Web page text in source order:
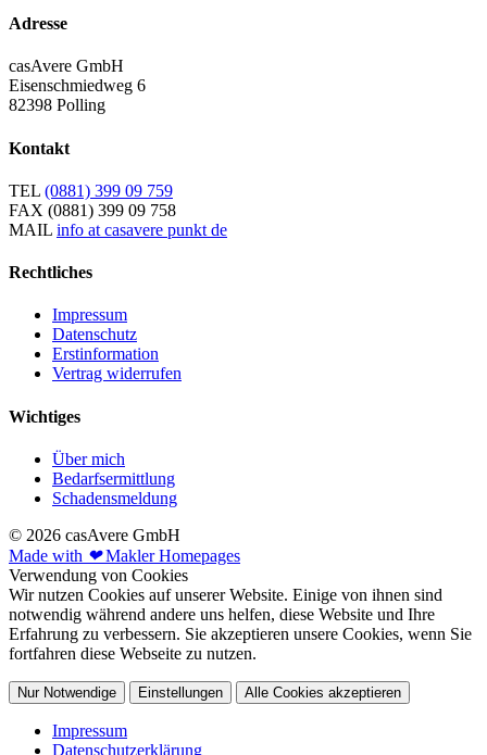
Adresse
casAvere GmbH
Eisenschmiedweg 6
82398 Polling
Kontakt
TEL (0881) 399 09 759
FAX (0881) 399 09 758
MAIL info at casavere punkt de
Rechtliches
Impressum
Datenschutz
Erstinformation
Vertrag widerrufen
Wichtiges
Über mich
Bedarfsermittlung
Schadensmeldung
© 2026 casAvere GmbH
Made with ❤Makler Homepages
Verwendung von Cookies
Wir nutzen Cookies auf unserer Website. Einige von ihnen sind
notwendig während andere uns helfen, diese Website und Ihre
Erfahrung zu verbessern. Sie akzeptieren unsere Cookies, wenn Sie
fortfahren diese Webseite zu nutzen.
Nur Notwendige Einstellungen Alle Cookies akzeptieren
Impressum
Datenschutzerklärung